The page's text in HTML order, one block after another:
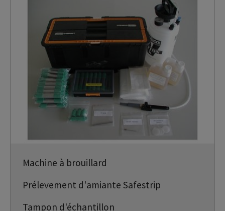
Machine à brouillard
Prélevement d'amiante Safestrip
Tampon d'échantillon